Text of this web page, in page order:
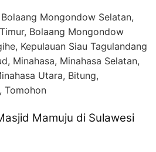
Mongondow Selatan,
Bolaang Mongondow
Kepulauan Siau Tagulandang
Minahasa, Minahasa Selatan,
Utara, Bitung,
Tomohon
Mamuju di Sulawesi